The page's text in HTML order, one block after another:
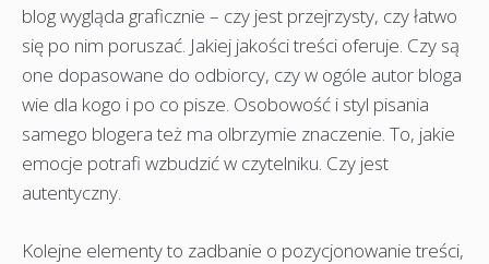
blog wygląda graficznie – czy jest przejrzysty, czy łatwo
się po nim poruszać. Jakiej jakości treści oferuje. Czy są
one dopasowane do odbiorcy, czy w ogóle autor bloga
wie dla kogo i po co pisze. Osobowość i styl pisania
samego blogera też ma olbrzymie znaczenie. To, jakie
emocje potrafi wzbudzić w czytelniku. Czy jest
autentyczny.
Kolejne elementy to zadbanie o pozycjonowanie treści,